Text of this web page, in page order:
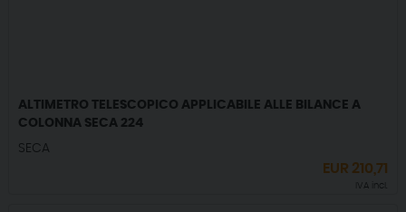
ALTIMETRO TELESCOPICO APPLICABILE ALLE BILANCE A
COLONNA SECA 224
SECA
EUR 210,71
IVA incl.